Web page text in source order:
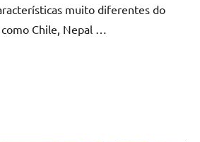
muito diferentes do
Chile, Nepal …